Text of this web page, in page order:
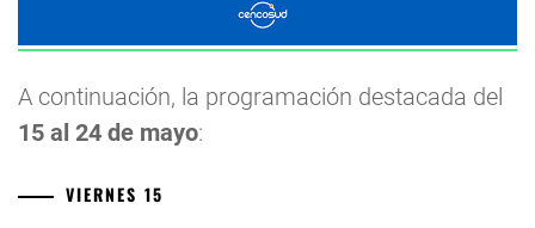
A continuación, la programación destacada del
15 al 24 de mayo:
VIERNES 15